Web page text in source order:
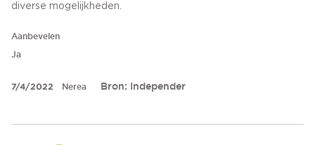
diverse mogelijkheden.
Aanbevelen
Ja
7/4/2022 Nerea Bron: Independer